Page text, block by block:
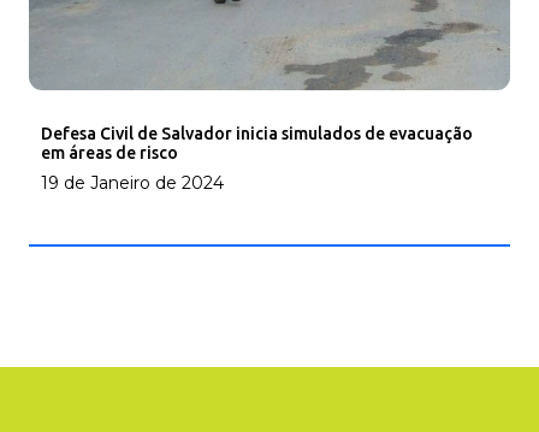
Defesa Civil de Salvador inicia simulados de evacuação
em áreas de risco
19 de Janeiro de 2024